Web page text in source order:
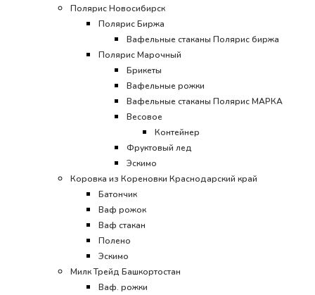
Полярис Новосибирск
Полярис Биржа
Вафельные стаканы Полярис биржа
Полярис Марочный
Брикеты
Вафельные рожки
Вафельные стаканы Полярис МАРКА
Весовое
Контейнер
Фруктовый лед
Эскимо
Коровка из Кореновки Краснодарский край
Батончик
Ваф рожок
Ваф стакан
Полено
Эскимо
Милк Трейд Башкортостан
Ваф. рожки